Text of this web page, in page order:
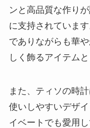
ンと高品質な作り
に支持されていま
でありながらも華
しく飾るアイテム
また、ティソの時
使いしやすいデザ
イベートでも愛用